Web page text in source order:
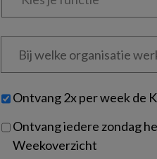
Bij
welke
je?
Untitled
Ontvang 2x per week de
Ontvang iedere zondag
Weekoverzicht